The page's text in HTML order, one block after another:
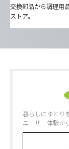
交換部品から調理⽤
ストア。
暮らしにゆとりを
ユーザー体験か